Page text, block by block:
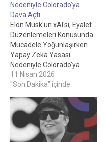
Nedeniyle Colorado’ya
Dava Açtı
Elon Musk'un xAI'si, Eyalet
Düzenlemeleri Konusunda
Mücadele Yoğunlaşırken
Yapay Zeka Yasası
Nedeniyle Colorado'ya
Dava AçtıMadeni Para
FiyatlarıBTC$72,840,000,82%.
11 Nisan 2026
"Son Dakika" içinde